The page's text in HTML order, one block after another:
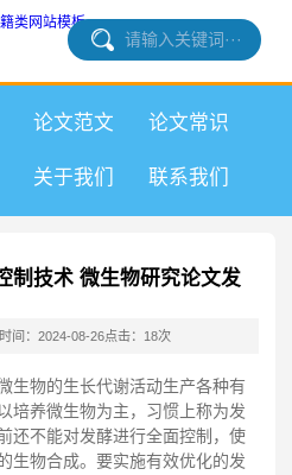
论文范文 论文常识
关于我们 联系我们
制技术 微生物研究论文发
时间：2024-08-26点击：18次
物的生长代谢活动生产各种有
培养微生物为主，习惯上称为发
还不能对发酵进行全面控制，使
生物合成。要实施有效优化的发